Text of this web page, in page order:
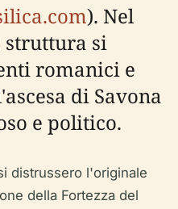
). Nel
struttura si
romanici e
di Savona
e politico.
distrussero l'originale
della Fortezza del